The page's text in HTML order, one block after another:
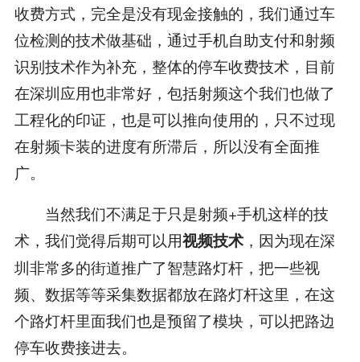
收费方式，完全是没有现金接触的，我们通过车
位检测的技术做基础，通过手机自助支付和射频
识别技术作为补充，整体的停车收费技术，目前
在深圳应用也非常好，包括射频这个我们也做了
工程化的印证，也是可以推向使用的，只不过现
在射频卡装的进度有所滞后，所以没有全面推
广。
当然我们不满足于只是射频+手机这样的技
术，我们觉得后期可以用视频技术，因为现在深
圳非常多的街道推广了智慧路灯杆，把一些视
频、数据等等采集数据都放在路灯杆这里，在这
个路灯杆里面我们也是预留了模块，可以把路边
停车收费接进去。